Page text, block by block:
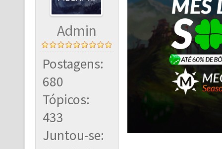
Admin
Postagens:
680
Tópicos:
433
Juntou-se: